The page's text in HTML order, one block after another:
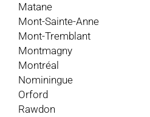
Matane
Mont-Sainte-Anne
Mont-Tremblant
Montmagny
Montréal
Nominingue
Orford
Rawdon